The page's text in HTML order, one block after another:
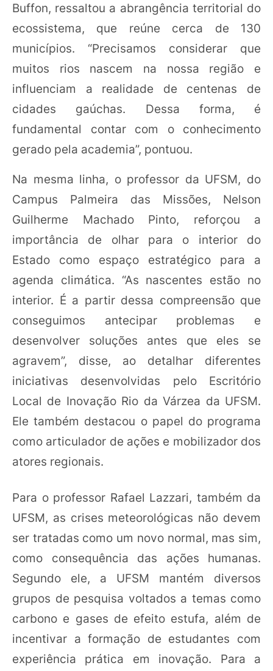
Buffon, ressaltou a abrangência territorial do
ecossistema, que reúne cerca de 130
municípios. “Precisamos considerar que
muitos rios nascem na nossa região e
influenciam a realidade de centenas de
cidades gaúchas. Dessa forma, é
fundamental contar com o conhecimento
gerado pela academia”, pontuou.
Na mesma linha, o professor da UFSM, do
Campus Palmeira das Missões, Nelson
Guilherme Machado Pinto, reforçou a
importância de olhar para o interior do
Estado como espaço estratégico para a
agenda climática. “As nascentes estão no
interior. É a partir dessa compreensão que
conseguimos antecipar problemas e
desenvolver soluções antes que eles se
agravem”, disse, ao detalhar diferentes
iniciativas desenvolvidas pelo Escritório
Local de Inovação Rio da Várzea da UFSM.
Ele também destacou o papel do programa
como articulador de ações e mobilizador dos
atores regionais.
Para o professor Rafael Lazzari, também da
UFSM, as crises meteorológicas não devem
ser tratadas como um novo normal, mas sim,
como consequência das ações humanas.
Segundo ele, a UFSM mantém diversos
grupos de pesquisa voltados a temas como
carbono e gases de efeito estufa, além de
incentivar a formação de estudantes com
experiência prática em inovação. Para a